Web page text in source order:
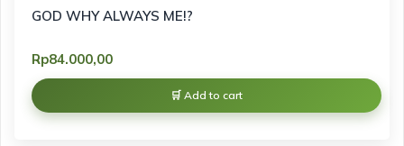
GOD WHY ALWAYS ME!?
Rp84.000,00
Add to cart